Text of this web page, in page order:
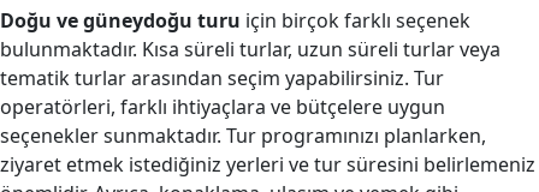
Doğu ve güneydoğu turu için birçok farklı seçenek
bulunmaktadır. Kısa süreli turlar, uzun süreli turlar veya
tematik turlar arasından seçim yapabilirsiniz. Tur
operatörleri, farklı ihtiyaçlara ve bütçelere uygun
seçenekler sunmaktadır. Tur programınızı planlarken,
ziyaret etmek istediğiniz yerleri ve tur süresini belirlemeniz